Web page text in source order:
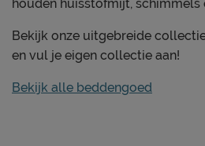
houden huisstofmijt, schimmels
Bekijk onze uitgebreide
en vul je eigen collectie aan!
Bekijk alle beddengoed